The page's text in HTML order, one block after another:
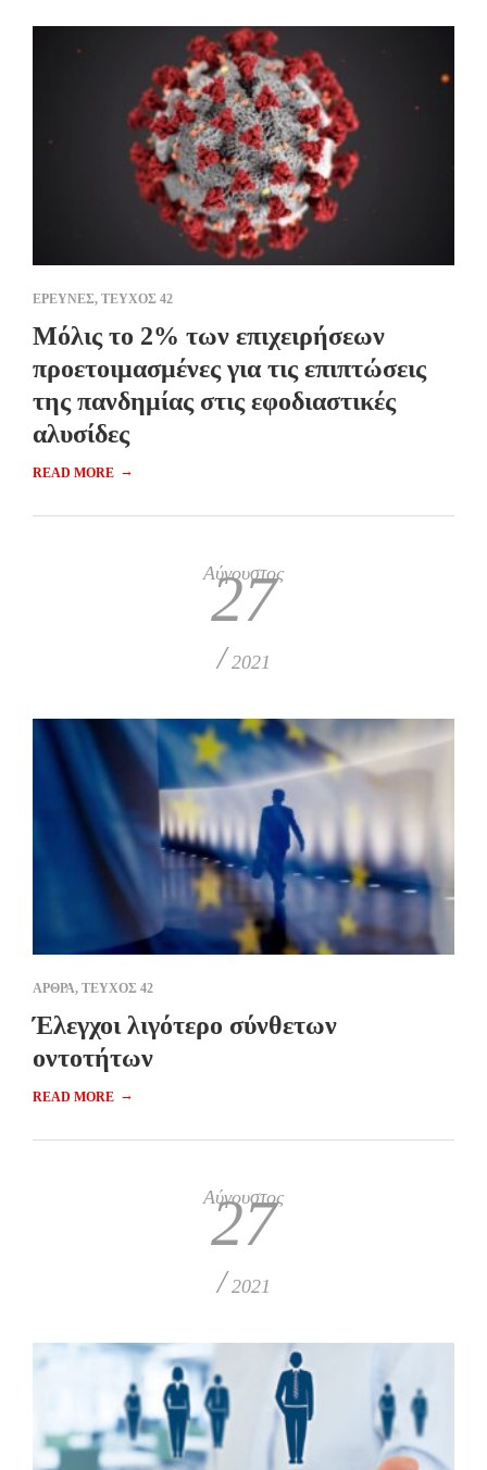
ΕΡΕΥΝΕΣ, ΤΕΥΧΟΣ 42
Μόλις το 2% των επιχειρήσεων
προετοιμασμένες για τις επιπτώσεις
της πανδημίας στις εφοδιαστικές
αλυσίδες
READ MORE →
Αύγουστος
27
/ 2021
ΑΡΘΡΑ, ΤΕΥΧΟΣ 42
Έλεγχοι λιγότερο σύνθετων
οντοτήτων
READ MORE →
Αύγουστος
27
/ 2021